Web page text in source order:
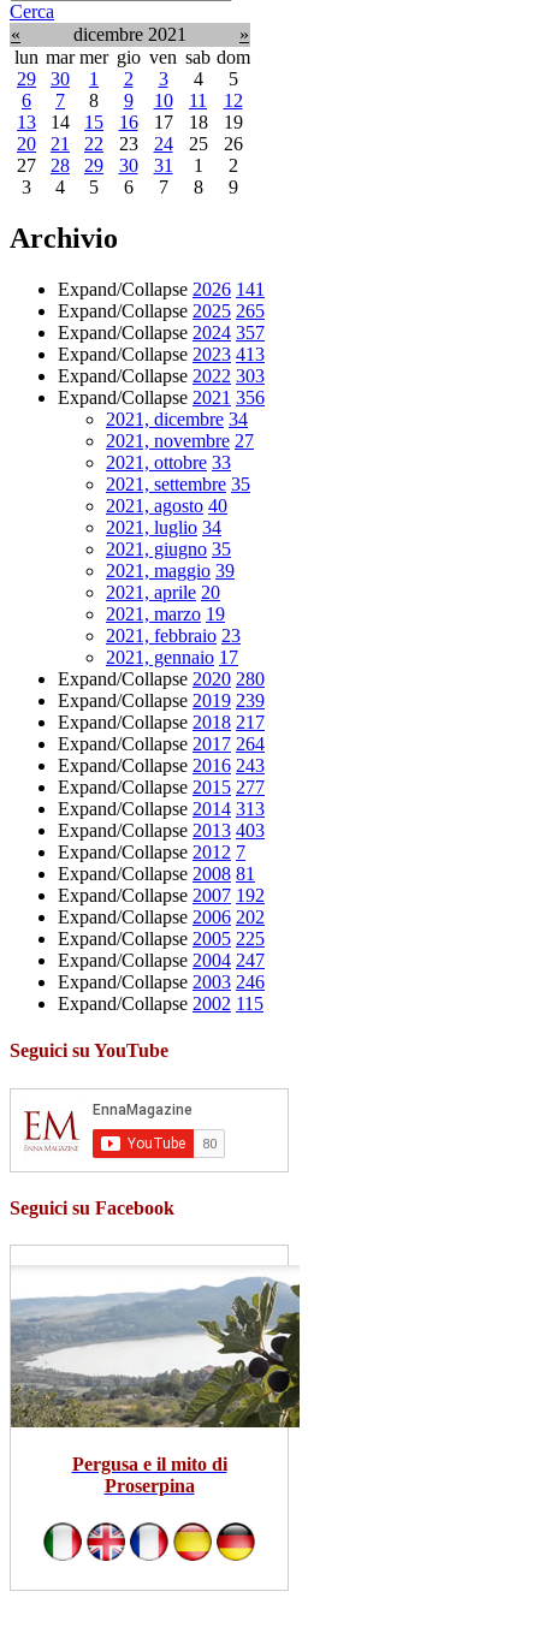
Cerca
«
dicembre 2021
»
lun mar mer gio ven sab dom
29
30 1 2 3 4
5
6
7 8 9 10 11
12
13
14 15 16 17 18
19
20
21 22 23 24 25
26
27
28 29 30 31 1
2
3
4 5 6 7 8 9
Archivio
Expand/Collapse 2026 141
Expand/Collapse 2025 265
Expand/Collapse 2024 357
Expand/Collapse 2023 413
Expand/Collapse 2022 303
Expand/Collapse 2021 356
2021, dicembre 34
2021, novembre 27
2021, ottobre 33
2021, settembre 35
2021, agosto 40
2021, luglio 34
2021, giugno 35
2021, maggio 39
2021, aprile 20
2021, marzo 19
2021, febbraio 23
2021, gennaio 17
Expand/Collapse 2020 280
Expand/Collapse 2019 239
Expand/Collapse 2018 217
Expand/Collapse 2017 264
Expand/Collapse 2016 243
Expand/Collapse 2015 277
Expand/Collapse 2014 313
Expand/Collapse 2013 403
Expand/Collapse 2012 7
Expand/Collapse 2008 81
Expand/Collapse 2007 192
Expand/Collapse 2006 202
Expand/Collapse 2005 225
Expand/Collapse 2004 247
Expand/Collapse 2003 246
Expand/Collapse 2002 115
Seguici su YouTube
Seguici su Facebook
Pergusa e il mito di
Proserpina